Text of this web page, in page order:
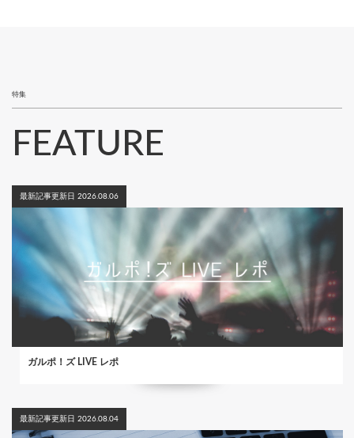
特集
FEATURE
最新記事更新日 2026.08.06
ガルポ！ズ LIVE レポ
最新記事更新日 2026.08.04